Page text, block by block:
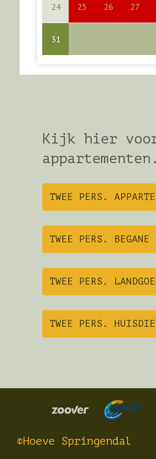
24 25 26 27
31
Kijk hier
appartementen.
TWEE PERS.
TWEE PERS. BEGANE
TWEE PERS.
TWEE PERS.
©Hoeve Springendal